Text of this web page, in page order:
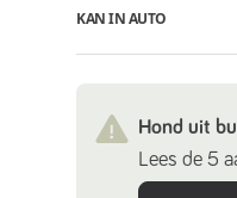
KAN IN AUTO
Hond uit
Lees de 5